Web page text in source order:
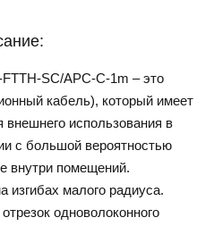
SC/APC-C-1m – это
кабель), который имеет
использования в
с большой вероятностью
внутри помещений.
изгибах малого радиуса.
одноволоконного